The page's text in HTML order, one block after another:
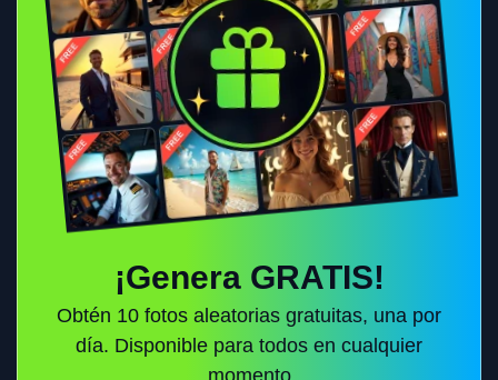
¡Genera GRATIS!
Obtén 10 fotos aleatorias gratuitas, una por
día. Disponible para todos en cualquier
momento